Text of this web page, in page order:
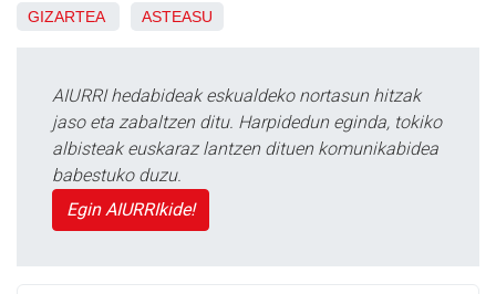
GIZARTEA ASTEASU
AIURRI hedabideak eskualdeko nortasun hitzak
jaso eta zabaltzen ditu. Harpidedun eginda, tokiko
albisteak euskaraz lantzen dituen komunikabidea
babestuko duzu.
Egin AIURRIkide!